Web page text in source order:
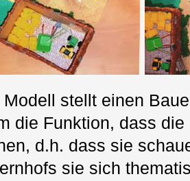
Modell stellt einen
die Funktion, dass
d.h. dass sie
sie sich